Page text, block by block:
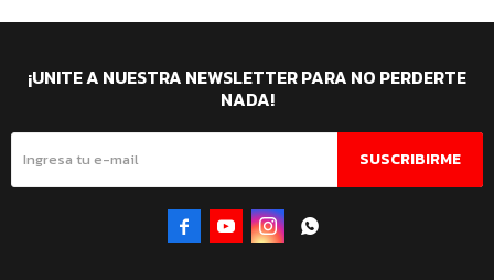
¡UNITE A NUESTRA NEWSLETTER PARA NO PERDERTE
NADA!
SUSCRIBIRME
   